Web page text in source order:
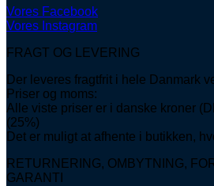
Vores Facebook
Vores Instagram
FRAGT OG LEVERING
Der leveres fragtfrit i hele Danmark
Priser og moms:
Alle viste priser er i danske kroner
(25%)
Det er muligt at afhente i butikken,
RETURNERING, OMBYTNING,
GARANTI